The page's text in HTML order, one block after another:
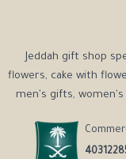
Jeddah gift shop
flowers, cake with
men's gifts,